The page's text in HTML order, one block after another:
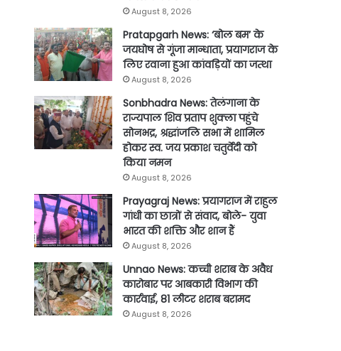
August 8, 2026
Pratapgarh News: ‘बोल बम’ के
जयघोष से गूंजा मान्धाता, प्रयागराज के
लिए रवाना हुआ कांवड़ियों का जत्था
August 8, 2026
Sonbhadra News: तेलंगाना के
राज्यपाल शिव प्रताप शुक्ला पहुंचे
सोनभद्र, श्रद्धांजलि सभा में शामिल
होकर स्व. जय प्रकाश चतुर्वेदी को
किया नमन
August 8, 2026
Prayagraj News: प्रयागराज में राहुल
गांधी का छात्रों से संवाद, बोले- युवा
भारत की शक्ति और शान हैं
August 8, 2026
Unnao News: कच्ची शराब के अवैध
कारोबार पर आबकारी विभाग की
कार्रवाई, 81 लीटर शराब बरामद
August 8, 2026